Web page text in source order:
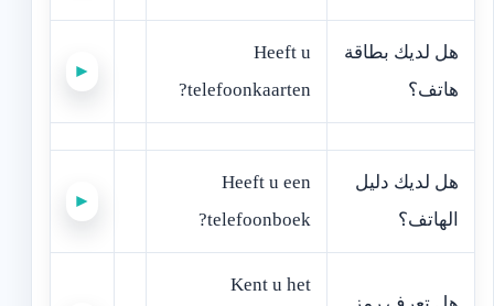
‫هل لديك بطاقة
هاتف؟‬
Heeft u
telefoonkaarten?
►
‫هل لديك دليل
الهاتف؟‬
Heeft u een
telefoonboek?
►
Kent u het